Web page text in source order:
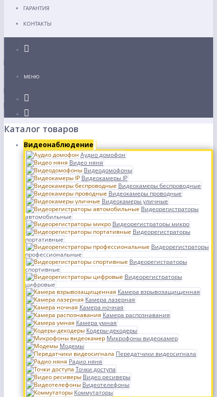
ГАРАНТИЯ
КОНТАКТЫ
МЕНЮ
Каталог товаров
Видеонаблюдение
Аудио домофон
Видео няня
Видеодомофоны
Видеокамеры IP
Видеокамеры беспроводные
Видеокамеры проводные
Видеокамеры уличные
Видеорегистраторы
автомобильные
Видеорегистраторы микро
Видеорегистраторы
портативные
Видеорегистраторы
профессиональные
Видеорегистраторы
спортивные
Видеорегистраторы
цифровые
Камера взрывозащищенная
Камера лазерная
Камера ночная
Камера распознавания
Камера умная
Кодеры-декодеры
Микрофоны видеокамер
Модемы
Передатчики видеосигнала
Радио няня
Точки доступа
Видео ресиверы
Видеотелефоны
Коммутаторы